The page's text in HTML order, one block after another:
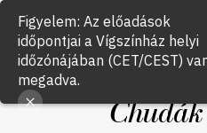
Jegyvásárlás
Figyelem: Az előadások
időpontjai a Vígszínház helyi
időzónájában (CET/CEST)
megadva.